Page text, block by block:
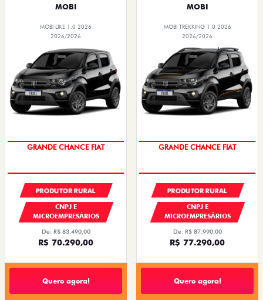
MOBI
MOBI LIKE 1.0 2026
2026/2026
GRANDE CHANCE FIAT
PRODUTOR RURAL
CNPJ E
MICROEMPRESÁRIOS
De: R$ 83.490,00
R$ 70.290,00
Quero agora!
MOBI
MOBI TREKKING 1.0 2026
2026/2026
GRANDE CHANCE FIAT
PRODUTOR RURAL
CNPJ E
MICROEMPRESÁRIOS
De: R$ 87.990,00
R$ 77.290,00
Quero agora!